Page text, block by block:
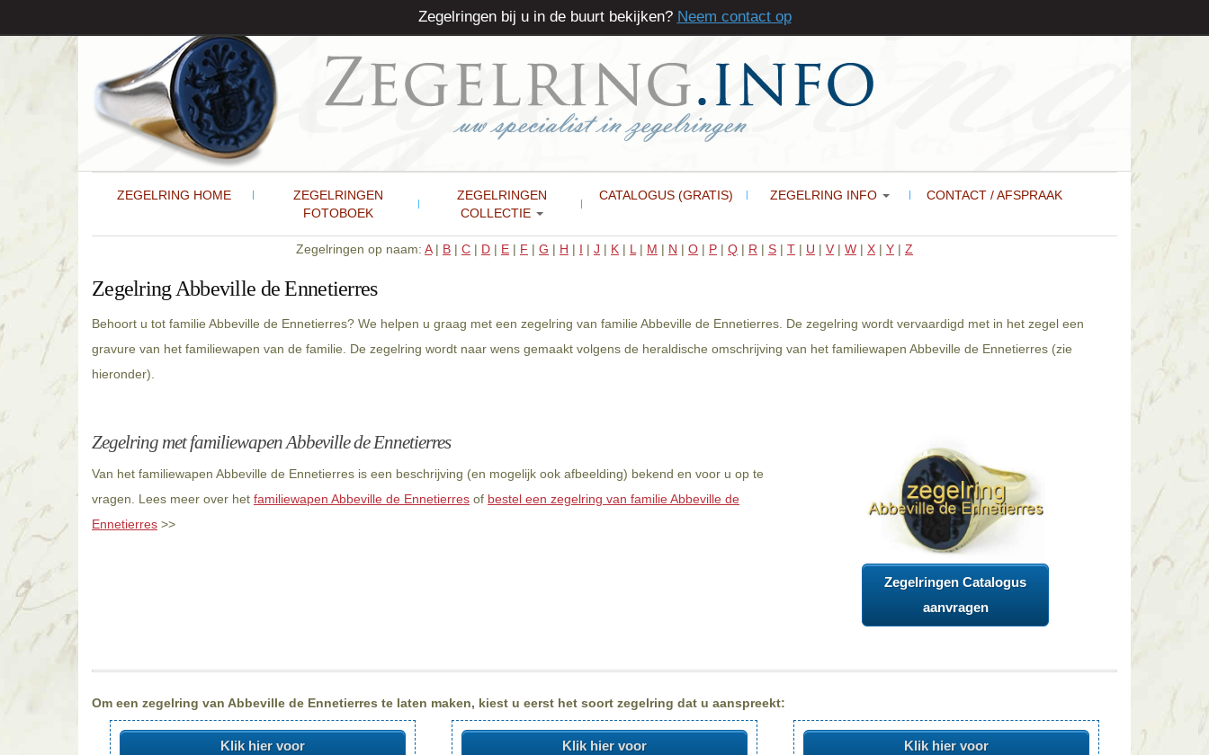
ZEGELRING HOME
ZEGELRINGEN
FOTOBOEK
ZEGELRINGEN
COLLECTIE
CATALOGUS (GRATIS) ZEGELRING INFO CONTACT / AFSPRAAK
Zegelringen op naam: A| B | C | D | E | F | G | H | I | J | K | L | M | N | O | P | Q | R | S | T | U | V | W | X | Y | Z
Zegelring Abbeville de Ennetierres
Behoort u tot familie Abbeville de Ennetierres? We helpen u graag met een zegelring van familie Abbeville de Ennetierres. De zegelring wordt vervaardigd met in het zegel een
gravure van het familiewapen van de familie. De zegelring wordt naar wens gemaakt volgens de heraldische omschrijving van het familiewapen Abbeville de Ennetierres (zie
hieronder).
Zegelring met familiewapen Abbeville de Ennetierres
Van het familiewapen Abbeville de Ennetierres is een beschrijving (en mogelijk ook afbeelding) bekend en voor u op te
vragen. Lees meer over het familiewapen Abbeville de Ennetierres of bestel een zegelring van familie Abbeville de
Ennetierres >>
Zegelringen Catalogus
aanvragen
Om een zegelring van Abbeville de Ennetierres te laten maken, kiest u eerst het soort zegelring dat u aanspreekt:
Klik hier voor
Klik hier voor
Klik hier voor
Zegelringen bij u in de buurt bekijken? Neem contact op